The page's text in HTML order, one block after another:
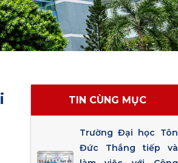
TIN CÙNG MỤC
Trường Đại học Tôn
Đức Thắng tiếp và